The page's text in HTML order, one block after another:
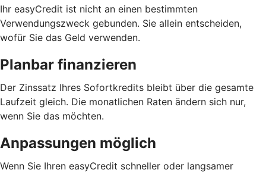
Ihr easyCredit ist nicht an einen bestimmten
Verwendungszweck gebunden. Sie allein entscheiden,
wofür Sie das Geld verwenden.
Planbar finanzieren
Der Zinssatz Ihres Sofortkredits bleibt über die gesamte
Laufzeit gleich. Die monatlichen Raten ändern sich nur,
wenn Sie das möchten.
Anpassungen möglich
Wenn Sie Ihren easyCredit schneller oder langsamer